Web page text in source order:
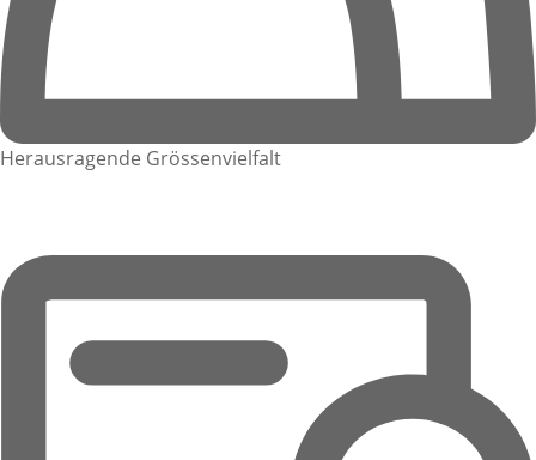
Herausragende Grössenvielfalt